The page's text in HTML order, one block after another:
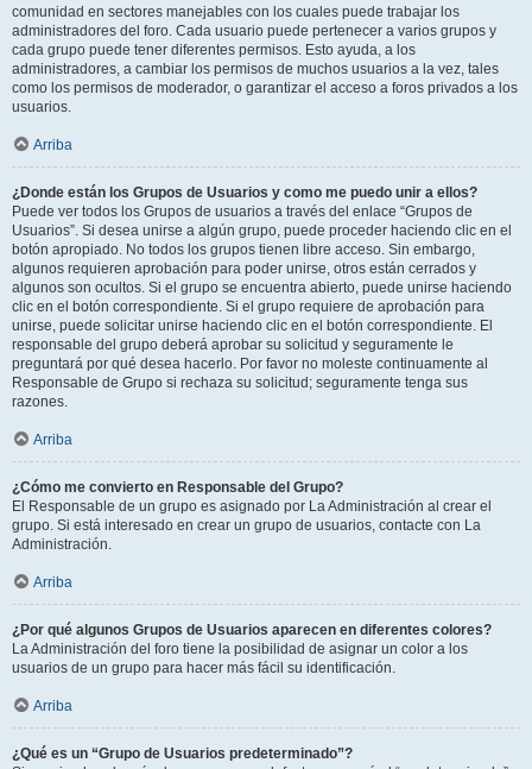
comunidad en sectores manejables con los cuales puede trabajar los
administradores del foro. Cada usuario puede pertenecer a varios grupos y
cada grupo puede tener diferentes permisos. Esto ayuda, a los
administradores, a cambiar los permisos de muchos usuarios a la vez, tales
como los permisos de moderador, o garantizar el acceso a foros privados a los
usuarios.
Arriba
¿Donde están los Grupos de Usuarios y como me puedo unir a ellos?
Puede ver todos los Grupos de usuarios a través del enlace “Grupos de
Usuarios”. Si desea unirse a algún grupo, puede proceder haciendo clic en el
botón apropiado. No todos los grupos tienen libre acceso. Sin embargo,
algunos requieren aprobación para poder unirse, otros están cerrados y
algunos son ocultos. Si el grupo se encuentra abierto, puede unirse haciendo
clic en el botón correspondiente. Si el grupo requiere de aprobación para
unirse, puede solicitar unirse haciendo clic en el botón correspondiente. El
responsable del grupo deberá aprobar su solicitud y seguramente le
preguntará por qué desea hacerlo. Por favor no moleste continuamente al
Responsable de Grupo si rechaza su solicitud; seguramente tenga sus
razones.
Arriba
¿Cómo me convierto en Responsable del Grupo?
El Responsable de un grupo es asignado por La Administración al crear el
grupo. Si está interesado en crear un grupo de usuarios, contacte con La
Administración.
Arriba
¿Por qué algunos Grupos de Usuarios aparecen en diferentes colores?
La Administración del foro tiene la posibilidad de asignar un color a los
usuarios de un grupo para hacer más fácil su identificación.
Arriba
¿Qué es un “Grupo de Usuarios predeterminado”?